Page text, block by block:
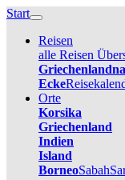
Start
Reisen
alle Reisen
Griechenland
Ecke
Orte
Korsika
Griechenland
Indien
Island
BorneoSabah